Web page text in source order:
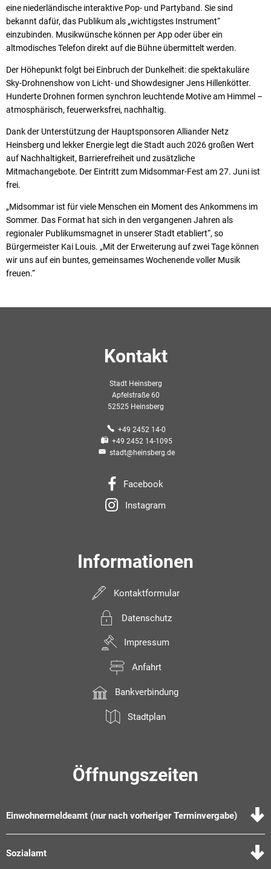
eine niederländische interaktive Pop- und Partyband. Sie sind
bekannt dafür, das Publikum als „wichtigstes Instrument“
einzubinden. Musikwünsche können per App oder über ein
altmodisches Telefon direkt auf die Bühne übermittelt werden.
Der Höhepunkt folgt bei Einbruch der Dunkelheit: die spektakuläre
Sky-Drohnenshow von Licht- und Showdesigner Jens Hillenkötter.
Hunderte Drohnen formen synchron leuchtende Motive am Himmel –
atmosphärisch, feuerwerksfrei, nachhaltig.
Dank der Unterstützung der Hauptsponsoren Alliander Netz
Heinsberg und lekker Energie legt die Stadt auch 2026 großen Wert
auf Nachhaltigkeit, Barrierefreiheit und zusätzliche
Mitmachangebote. Der Eintritt zum Midsommar-Fest am 27. Juni ist
frei.
„Midsommar ist für viele Menschen ein Moment des Ankommens im
Sommer. Das Format hat sich in den vergangenen Jahren als
regionaler Publikumsmagnet in unserer Stadt etabliert“, so
Bürgermeister Kai Louis. „Mit der Erweiterung auf zwei Tage können
wir uns auf ein buntes, gemeinsames Wochenende voller Musik
freuen.“
Kontakt
Stadt Heinsberg
Apfelstraße 60
52525 Heinsberg
+49 2452 14-0
+49 2452 14-1095
stadt@heinsberg.de
Facebook
Instagram
Informationen
Kontaktformular
Datenschutz
Impressum
Anfahrt
Bankverbindung
Stadtplan
Öffnungszeiten
Einwohnermeldeamt (nur nach vorheriger Terminvergabe)
Sozialamt